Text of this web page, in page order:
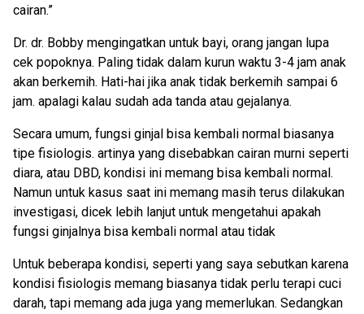
cairan.”
Dr. dr. Bobby mengingatkan untuk bayi, orang jangan lupa
cek popoknya. Paling tidak dalam kurun waktu 3-4 jam anak
akan berkemih. Hati-hai jika anak tidak berkemih sampai 6
jam. apalagi kalau sudah ada tanda atau gejalanya.
Secara umum, fungsi ginjal bisa kembali normal biasanya
tipe fisiologis. artinya yang disebabkan cairan murni seperti
diara, atau DBD, kondisi ini memang bisa kembali normal.
Namun untuk kasus saat ini memang masih terus dilakukan
investigasi, dicek lebih lanjut untuk mengetahui apakah
fungsi ginjalnya bisa kembali normal atau tidak
Untuk beberapa kondisi, seperti yang saya sebutkan karena
kondisi fisiologis memang biasanya tidak perlu terapi cuci
darah, tapi memang ada juga yang memerlukan. Sedangkan